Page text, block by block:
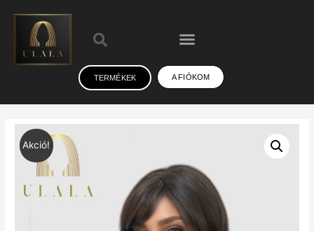
TERMÉKEK A FIÓKOM
Akció!